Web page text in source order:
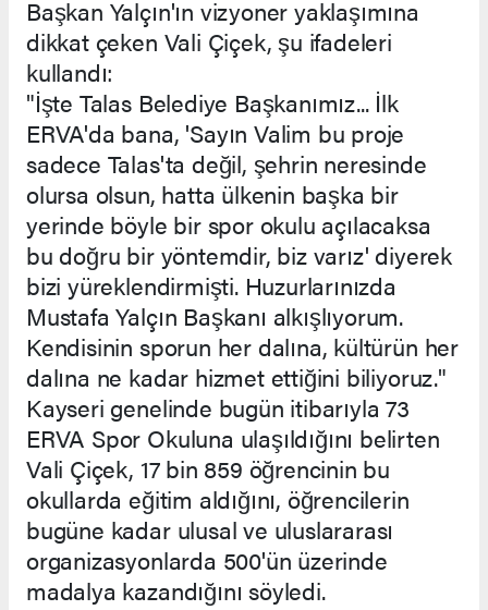
Başkan Yalçın'ın vizyoner yaklaşımına
dikkat çeken Vali Çiçek, şu ifadeleri
kullandı:
"İşte Talas Belediye Başkanımız... İlk
ERVA'da bana, 'Sayın Valim bu proje
sadece Talas'ta değil, şehrin neresinde
olursa olsun, hatta ülkenin başka bir
yerinde böyle bir spor okulu açılacaksa
bu doğru bir yöntemdir, biz varız' diyerek
bizi yüreklendirmişti. Huzurlarınızda
Mustafa Yalçın Başkanı alkışlıyorum.
Kendisinin sporun her dalına, kültürün her
dalına ne kadar hizmet ettiğini biliyoruz."
Kayseri genelinde bugün itibarıyla 73
ERVA Spor Okuluna ulaşıldığını belirten
Vali Çiçek, 17 bin 859 öğrencinin bu
okullarda eğitim aldığını, öğrencilerin
bugüne kadar ulusal ve uluslararası
organizasyonlarda 500'ün üzerinde
madalya kazandığını söyledi.